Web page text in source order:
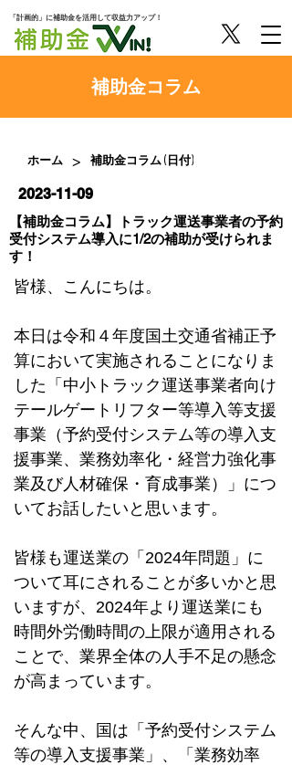
「計画的」に補助金を活用して収益力アップ！
​補助金コラム
ホーム > 補助金コラム (日付)
2023-11-09
【補助金コラム】トラック運送事業者の予約
受付システム導入に1/2の補助が受けられま
す！
皆様、こんにちは。
本日は令和４年度国土交通省補正予
算において実施されることになりま
した「中小トラック運送事業者向け
テールゲートリフター等導入等支援
事業（予約受付システム等の導入支
援事業、業務効率化・経営力強化事
業及び人材確保・育成事業）」につ
いてお話したいと思います。
皆様も運送業の「 2024年問題」に
ついて耳にされることが多いかと思
いますが、 2024年より運送業にも
時間外労働時間の上限が適用される
ことで、業界全体の人手不足の懸念
が高まっています。
そんな中、国は「予約受付システム
等の導入支援事業」、「業務効率